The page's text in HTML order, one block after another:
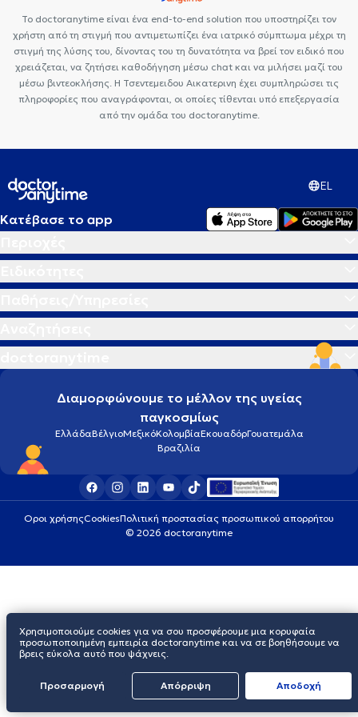
Βλεφαροπλαστική
Απολέπιση προσώπου
Έρπης
Το doctoranytime είναι ένα end-to-end solution που υποστηρίζει τον
χρήστη από τη στιγμή που αντιμετωπίζει ένα ιατρικό σύμπτωμα μέχρι τη
στιγμή της λύσης του, δίνοντας του τη δυνατότητα να βρεί τον ειδικό που
χρειάζεται, να ζητήσει καθοδήγηση μέσω chat και να μιλήσει μαζί του
μέσω βιντεοκλήσης. Η Τσεντεμειδου Αικατερινη έχει συμπληρώσει τις
πληροφορίες που αναγράφονται, οι οποίες τίθενται υπό επεξεργασία
από την ομάδα του doctoranytime.
EL
Κατέβασε το app
Διαμορφώνουμε το μέλλον της υγείας
παγκοσμίως
ΕλλάδαΒέλγιοΜεξικόΚολομβίαΕκουαδόρΓουατεμάλα
Βραζιλία
Οροι χρήσηςCookiesΠολιτική προστασίας προσωπικού απορρήτου
© 2026 doctoranytime
Χρησιμοποιούμε cookies για να σου προσφέρουμε μια κορυφαία
προσωποποιημένη εμπειρία doctoranytime και να σε βοηθήσουμε να
βρεις εύκολα αυτό που ψάχνεις.
Προσαρμογή Απόρριψη Aποδοχή